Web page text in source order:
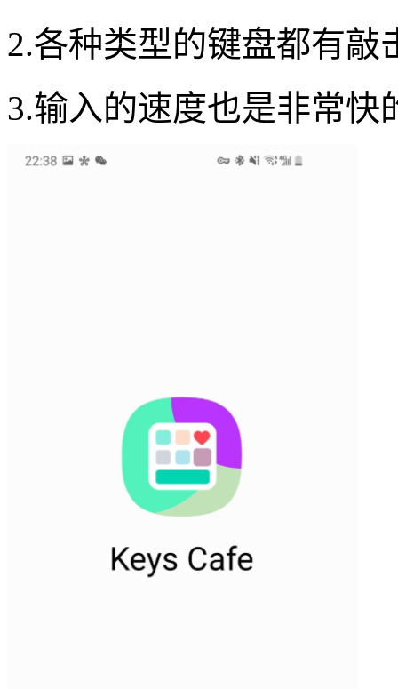
2.各种类型的键盘都有
3.输入的速度也是非常快